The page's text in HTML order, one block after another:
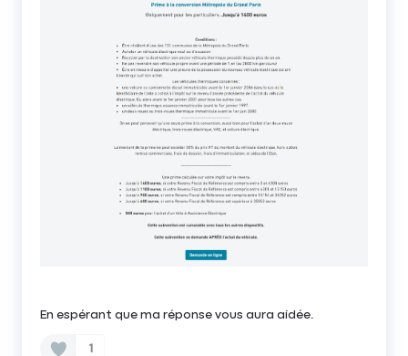
En espérant que ma réponse vous aura aidée.
1